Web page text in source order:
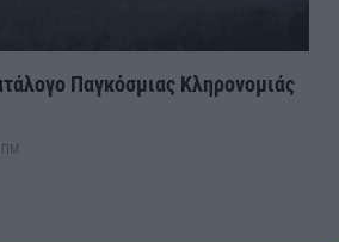
Παγκόσμιας Κληρονομιάς
ΠΜ